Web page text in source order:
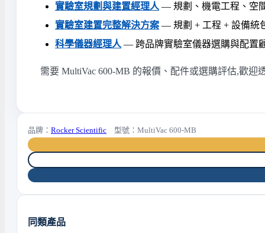
實驗室規劃與建置經理人 — 規劃、機電工程、空
實驗室建置完整解決方案 — 規劃 + 工程 + 設備統
科學儀器經理人 — 跨品牌實驗室儀器選購與配置
需要 MultiVac 600-MB 的報價、配件或選購評估,歡迎
品牌： Rocker Scientific 型號：MultiVac 600-MB
同類產品